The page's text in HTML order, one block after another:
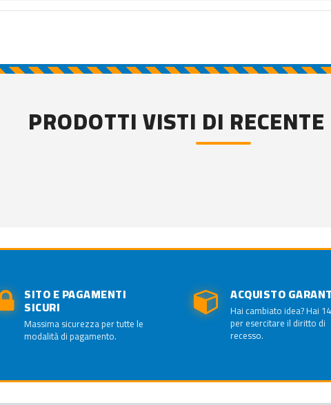
PRODOTTI VISTI DI RECENTE
SITO E PAGAMENTI
SICURI
Massima sicurezza per tutte le
modalità di pagamento.
ACQUISTO
Hai cambiato idea? Hai
per esercitare il diritto di
recesso.